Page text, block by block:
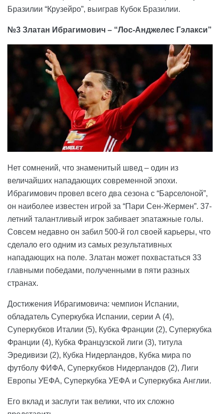
Бразилии “Крузейро”, выиграв Кубок Бразилии.
№3 Златан Ибрагимович – “Лос-Анджелес Гэлакси”
Нет сомнений, что знаменитый швед – один из
величайших нападающих современной эпохи.
Ибрагимович провел всего два сезона с “Барселоной”,
он наиболее известен игрой за “Пари Сен-Жермен”. 37-
летний талантливый игрок забивает эпатажные голы.
Совсем недавно он забил 500-й гол своей карьеры, что
сделало его одним из самых результативных
нападающих на поле. Златан может похвастаться 33
главными победами, полученными в пяти разных
странах.
Достижения Ибрагимовича: чемпион Испании,
обладатель Суперкубка Испании, серии А (4),
Суперкубков Италии (5), Кубка Франции (2), Суперкубка
Франции (4), Кубка Французской лиги (3), титула
Эредивизи (2), Кубка Нидерландов, Кубка мира по
футболу ФИФА, Суперкубков Нидерландов (2), Лиги
Европы УЕФА, Суперкубка УЕФА и Суперкубка Англии.
Его вклад и заслуги так велики, что их сложно